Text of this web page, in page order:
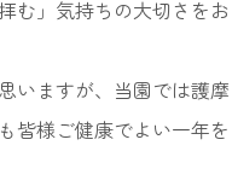
む」気持ちの大切さをお
いますが、当園では護摩
皆様ご健康でよい一年を